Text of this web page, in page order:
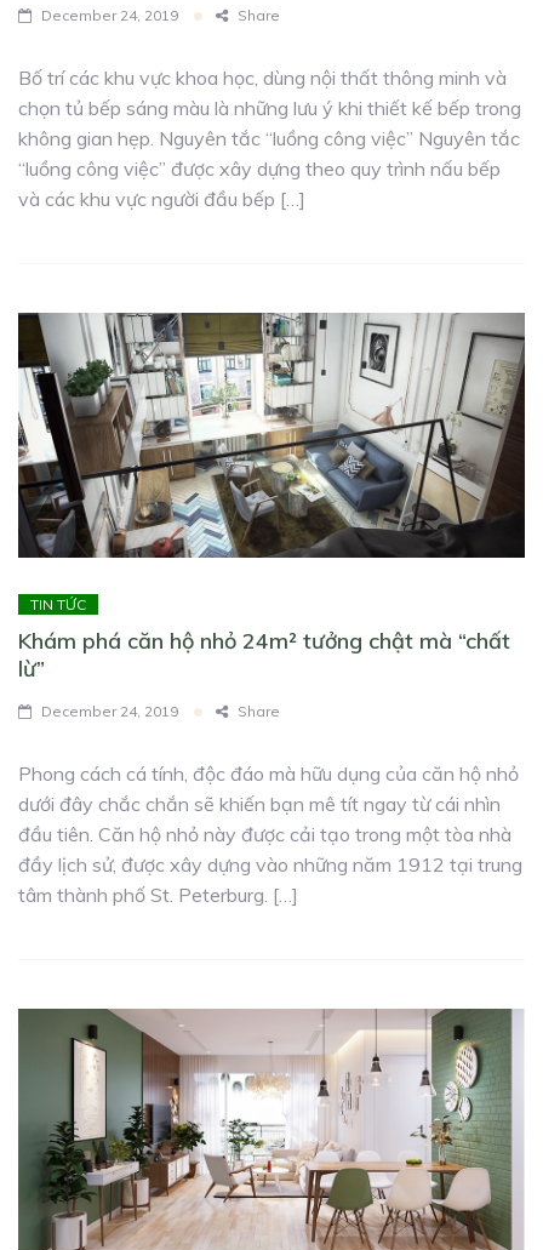
December 24, 2019 Share
Bố trí các khu vực khoa học, dùng nội thất thông minh và
chọn tủ bếp sáng màu là những lưu ý khi thiết kế bếp trong
không gian hẹp. Nguyên tắc “luồng công việc” Nguyên tắc
“luồng công việc” được xây dựng theo quy trình nấu bếp
và các khu vực người đầu bếp […]
TIN TỨC
Khám phá căn hộ nhỏ 24m² tưởng chật mà “chất
lừ”
December 24, 2019 Share
Phong cách cá tính, độc đáo mà hữu dụng của căn hộ nhỏ
dưới đây chắc chắn sẽ khiến bạn mê tít ngay từ cái nhìn
đầu tiên. Căn hộ nhỏ này được cải tạo trong một tòa nhà
đầy lịch sử, được xây dựng vào những năm 1912 tại trung
tâm thành phố St. Peterburg. […]